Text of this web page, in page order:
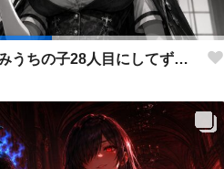
仮組みうちの子28人目にしてずっと作りたかった仕事人ポジション。